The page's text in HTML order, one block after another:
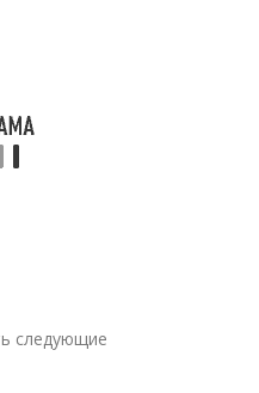
следующие